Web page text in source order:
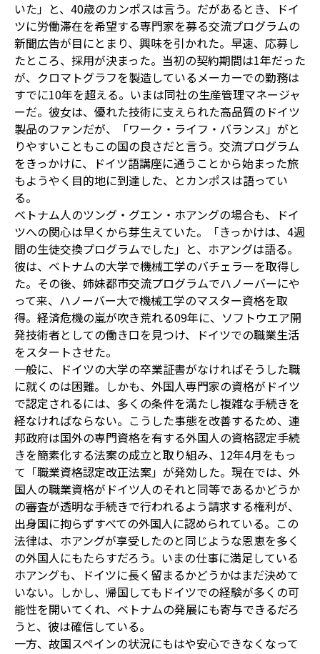
いた」と、40歳のカンポスは言う。だがあるとき、ドイ
ツに労働滞在を希望する専門家を募る交流プログラムの
新聞広告が目にとまり、興味を引かれた。早速、応募し
たところ、採用が決まった。当初の契約期間は1年だった
が、クロマトグラフを製造しているメーカーでの勤務は
すでに10年を超える。いまは同社の生産管理マネージャ
ーだ。彼女は、優れた技術に支えられた高品質のドイツ
製品のファンだが、「ワーク・ライフ・バランス」がと
りやすいこともこの国の良さだと言う。交流プログラム
をきっかけに、ドイツ語講座に通うことから始まった旅
もようやく目的地に到達した、とカンポスは語ってい
る。
ベトナム人のツング・グエン・ホアングの場合も、ドイ
ツへの関心は早くから芽生えていた。「きっかけは、4週
間の生徒交換プログラムでした」と、ホアングは語る。
彼は、ベトナムの大学で機械工学のバチェラーを取得し
た。その後、姉妹都市交流プログラムでハノーバーにや
って来、ハノーバー大で機械工学のマスター資格を取
得。経済危機の嵐が吹き荒れる09年に、ソフトウエア開
発技術者としての働き口を見つけ、ドイツでの職業生活
をスタートさせた。
一般に、ドイツの大学の卒業証書がなければそうした職
に就くのは困難。しかも、外国人専門家の資格がドイツ
で認定されるには、多くの条件を満たし複雑な手続きを
経なければならない。こうした事態を改善するため、連
邦政府は国外の専門資格を有する外国人の資格認定手続
きを簡素化する法案の成立と取り組み、12年4月をもっ
て「職業資格認定改正法案」が発効した。現在では、外
国人の職業資格がドイツ人のそれと同等であるかどうか
の審査が透明な手続きで行われるよう請求する権利が、
出身国に拘らずすべての外国人に認められている。この
法律は、ホアングが享受したのと同じような恩恵を多く
の外国人にもたらすだろう。いまの仕事に満足している
ホアングも、ドイツに長く留まるかどうかはまだ決めて
いない。しかし、帰国してもドイツでの経験が多くの可
能性を開いてくれ、ベトナムの発展にも寄与できるだろ
うと、彼は確信している。
一方、故国スペインの状況にもはや安心できなくなって